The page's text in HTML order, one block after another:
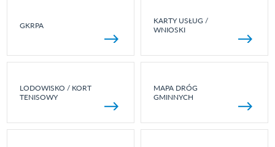
GKRPA
KARTY USŁUG /
WNIOSKI
LODOWISKO / KORT
TENISOWY
MAPA DRÓG
GMINNYCH